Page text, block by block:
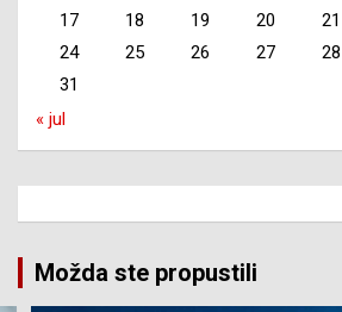
17
18 19 20 21
24
25 26 27 28
31
« jul
Možda ste propustili